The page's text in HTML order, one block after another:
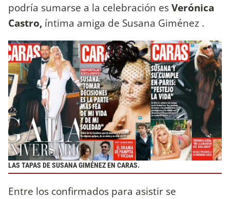
podría sumarse a la celebración esVerónica
Castro, íntima amiga de Susana Giménez .
LAS TAPAS DE SUSANA GIMÉNEZ EN CARAS.
Entre los confirmados para asistir se